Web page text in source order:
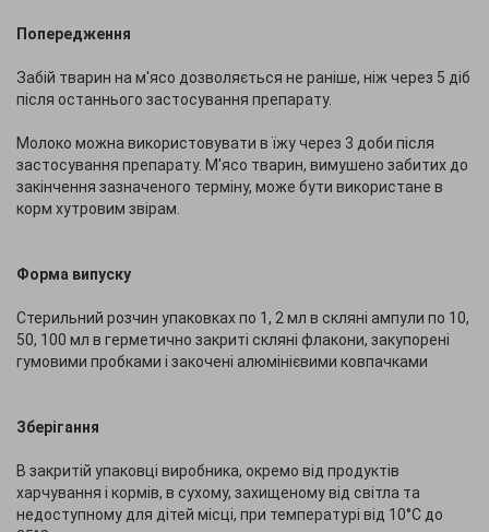
Попередження
Забій тварин на м'ясо дозволяється не раніше, ніж через 5 діб
після останнього застосування препарату.
Молоко можна використовувати в їжу через 3 доби після
застосування препарату. М'ясо тварин, вимушено забитих до
закінчення зазначеного терміну, може бути використане в
корм хутровим звірам.
Форма випуску
Стерильний розчин упаковках по 1, 2 мл в скляні ампули по 10,
50, 100 мл в герметично закриті скляні флакони, закупорені
гумовими пробками і закочені алюмінієвими ковпачками
Зберігання
В закритій упаковці виробника, окремо від продуктів
харчування і кормів, в сухому, захищеному від світла та
недоступному для дітей місці, при температурі від 10°C до